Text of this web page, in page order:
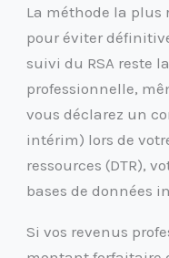
La méthode la plus
pour éviter
suivi du RSA reste
professionnelle,
vous déclarez un
intérim) lors de
ressources (DTR),
bases de données
Si vos revenus